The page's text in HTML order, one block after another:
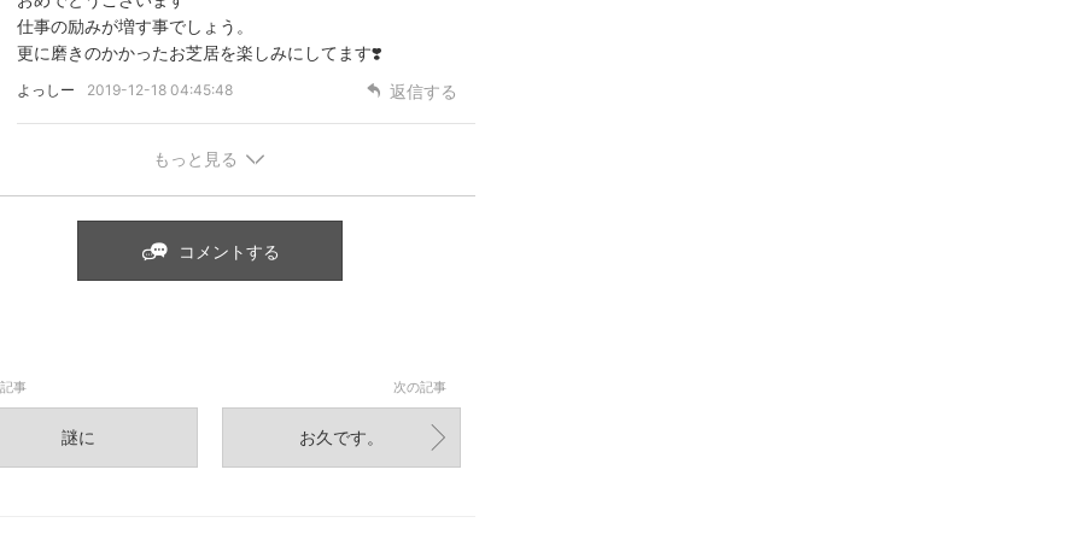
仕事の励みが増す事でしょう。
更に磨きのかかったお芝居を楽しみにしてます❣️
よっしー 2019-12-18 04:45:48 返信する
もっと見る
コメントする
事
謎に
次の記事
お久です。